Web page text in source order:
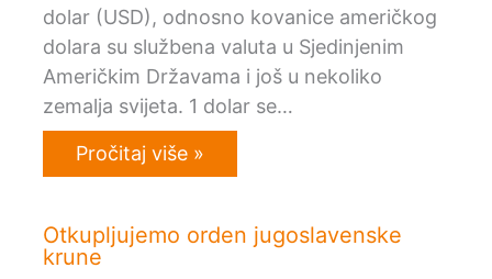
dolar (USD), odnosno kovanice američkog
dolara su službena valuta u Sjedinjenim
Američkim Državama i još u nekoliko
zemalja svijeta. 1 dolar se…
Pročitaj više »
Otkupljujemo orden jugoslavenske
krune